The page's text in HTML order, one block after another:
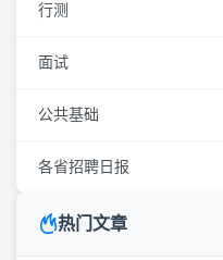
行测
面试
公共基础
各省招聘日报
热门文章